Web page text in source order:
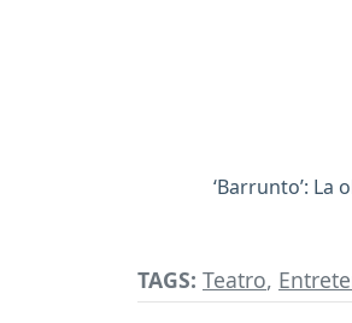
‘Barrunto’:
TAGS: Teatro,